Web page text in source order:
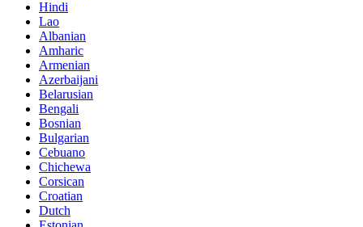
Hindi
Lao
Albanian
Amharic
Armenian
Azerbaijani
Belarusian
Bengali
Bosnian
Bulgarian
Cebuano
Chichewa
Corsican
Croatian
Dutch